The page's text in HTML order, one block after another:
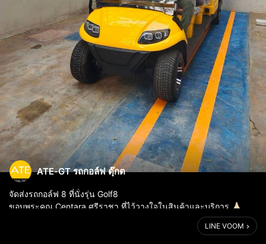
ATE-GT รถกอล์ฟ ตุ๊กต
จัดส่งรถกอล์ฟ 8 ที่นั่งรุ่น Golf8
ขอบพระคุณ Centara ศรีราชา ที่ไว้วางใจในสินค้าและบริการ 🙏🏻
LINE VOOM